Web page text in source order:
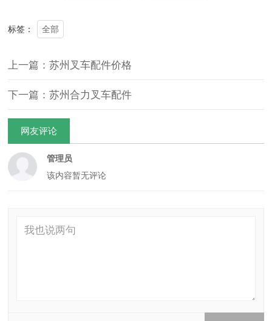
标签： 全部
上一篇：苏州叉车配件价格
下一篇：苏州合力叉车配件
网友评论
管理员
该内容暂无评论